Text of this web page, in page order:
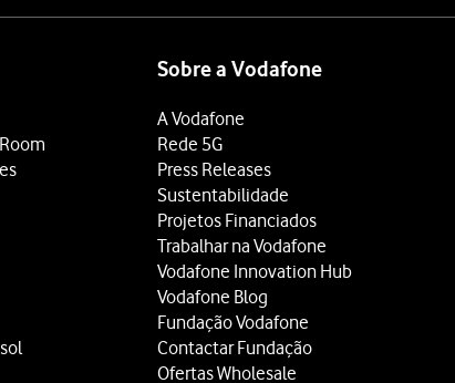
Sobre a Vodafone
A Vodafone
Rede 5G
Press Releases
Sustentabilidade
Projetos Financiados
Trabalhar na Vodafone
Vodafone Innovation Hub
Vodafone Blog
Fundação Vodafone
Contactar Fundação
Ofertas Wholesale